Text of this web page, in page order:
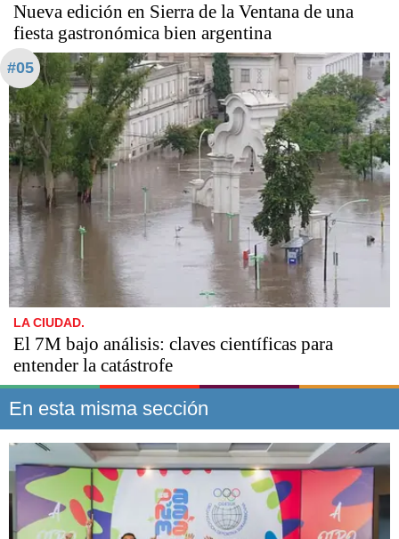
Nueva edición en Sierra de la Ventana de una
fiesta gastronómica bien argentina
#05
LA CIUDAD.
El 7M bajo análisis: claves científicas para
entender la catástrofe
En esta misma sección